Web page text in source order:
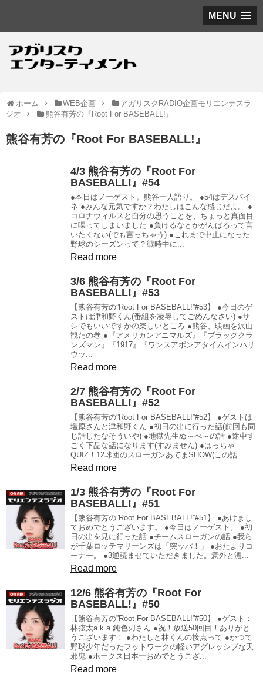
MENU
ホーム WEB企画
アガリスクRADIO企画モリエンテスラ
ジオ
熊谷有芳の『Root For BASEBALL!』
熊谷有芳の『Root For BASEBALL!』
4/3 熊谷有芳の『Root For
BASEBALL!』#54
●本日はノーゲスト。熊谷一人語り。 ●54はデスパイ
ネ ●みんな元気ですか？わたしはこんな感じだよ。 ●
コロナウィルスと自分の思うことを、ちょっと真面目
に喋ってしまいました ●負けるなとかがんばるって言
いたくない(でも言っちゃう) ●これまで中止になった
野球のシーズンって？戦時中に...
Read more
3/6 熊谷有芳の『Root For
BASEBALL!』#53
【熊谷有芳の”Root For BASEBALL!”#53】 ●今日のゲ
ストは津和野くん(番組を凌辱してごめんなさい) ●サ
シでもいいですかの楽しいところ ●熊谷、映画を沢山
観たの巻 ●『アメリカンアニマルズ』『ブラッククラ
ンズマン』『1917』『ワンスアポンアタイムインハリ
ウッ...
Read more
2/7 熊谷有芳の『Root For
BASEBALL!』#52
【熊谷有芳の”Root For BASEBALL!”#52】 ●ゲストは
塩原さんと津和野くん ●初日の出に行った話(前回も同
じ話したなそういや) ●地獄先生ぬ～べ～の話 ●途中す
ごく下品な話になります(すみません) ●はっちゃ
QUIZ！12球団のスローガンあてまSHOW(この話...
Read more
1/3 熊谷有芳の『Root For
BASEBALL!』#51
【熊谷有芳の”Root For BASEBALL!”#51】 ●あけまし
ておめでとうございます。 ●今日はノーゲスト。 ●初
日の出を見に行った話 ●チームスローガンの話 ●我ら
が千葉ロッテマリーンズは「突ッパ！」 ●おたよりコ
ーナー。 ●3通読ませていただきました。意外と濃...
Read more
12/6 熊谷有芳の『Root For
BASEBALL!』#50
【熊谷有芳の”Root For BASEBALL!”#50】 ●ゲスト：
林弦太a.k.a.鈍色刃さん ●祝！放送50回目！ありがと
うございます！ ●わたしと林くんの接点って ●かつて
野球少年だったフットワークの軽いアグレッシブな天
邪鬼 ●ホークス日本一おめでとうござ...
Read more